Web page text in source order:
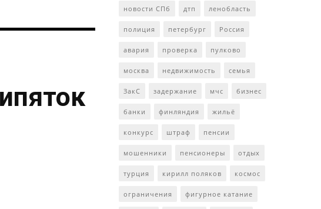
новости СПб дтп ленобласть
полиция петербург Россия
авария проверка пулково
москва недвижимость семья
ЗакС задержание мчс бизнес
банки финляндия жильё
конкурс штраф пенсии
мошенники пенсионеры отдых
турция кирилл поляков космос
ограничения фигурное катание